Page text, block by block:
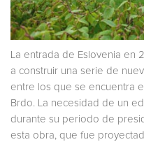
La entrada de Eslovenia en
a construir una serie de
entre los que se encuentra
Brdo. La necesidad de un
durante su periodo de
esta obra, que fue